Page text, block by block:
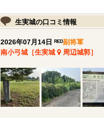
生実城の口コミ情報
2026年07月14日 ᴿᴱᴰ副将軍
南小弓城［生実城
周辺城郭］